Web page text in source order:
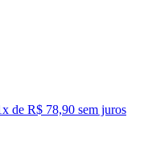
x de R$ 78,90 sem juros